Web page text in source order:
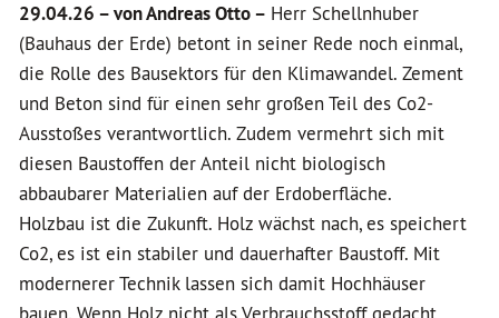
29.04.26 –von Andreas Otto – Herr Schellnhuber
(Bauhaus der Erde) betont in seiner Rede noch einmal,
die Rolle des Bausektors für den Klimawandel. Zement
und Beton sind für einen sehr großen Teil des Co2-
Ausstoßes verantwortlich. Zudem vermehrt sich mit
diesen Baustoffen der Anteil nicht biologisch
abbaubarer Materialien auf der Erdoberfläche.
Holzbau ist die Zukunft. Holz wächst nach, es speichert
Co2, es ist ein stabiler und dauerhafter Baustoff. Mit
modernerer Technik lassen sich damit Hochhäuser